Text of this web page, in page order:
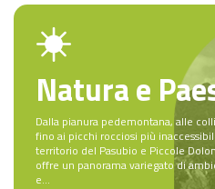
Natura e
Dalla pianura pedemontana, alle
fino ai picchi rocciosi più
territorio del Pasubio e Piccole
offre un panorama variegato di
e...